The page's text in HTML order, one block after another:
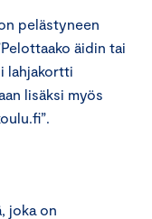
pelästyneen
äidin tai
lahjakortti
lisäksi myös
joka on